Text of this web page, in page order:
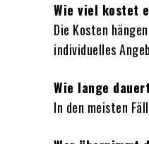
Wie viel kostet
Die Kosten
individuelles
Wie lange
In den meisten